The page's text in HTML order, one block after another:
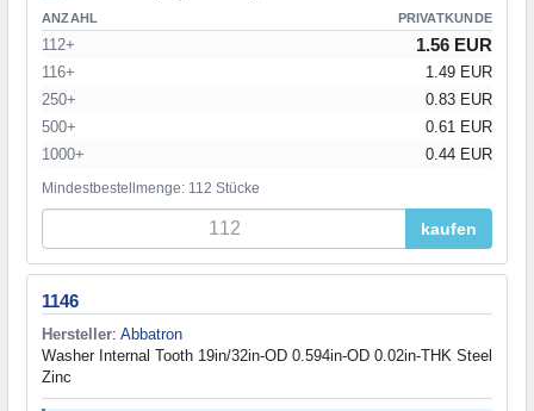
ANZAHL PRIVATKUNDE
112+ 1.56 EUR
116+
1.49 EUR
250+
0.83 EUR
500+
0.61 EUR
1000+
0.44 EUR
Mindestbestellmenge: 112 Stücke
kaufen
1146
Hersteller: Abbatron
Washer Internal Tooth 19in/32in-OD 0.594in-OD 0.02in-THK Steel
Zinc